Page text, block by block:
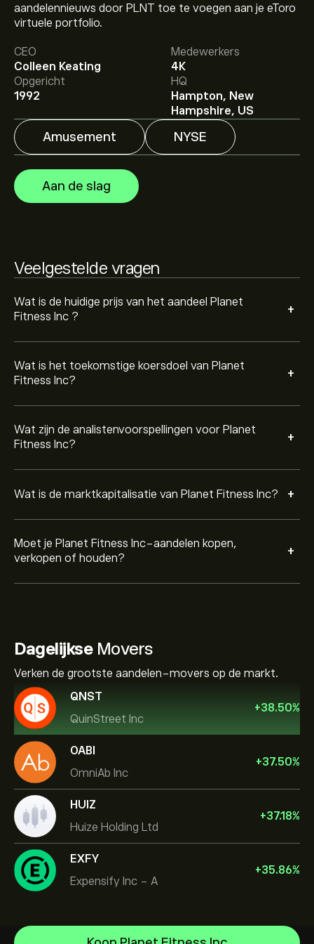
aandelennieuws door PLNT toe te voegen aan je eToro
virtuele portfolio.
CEO
Colleen Keating
Medewerkers
4K
Opgericht
1992
HQ
Hampton, New
Hampshire, US
Amusement NYSE
Aan de slag
Veelgestelde vragen
Wat is de huidige prijs van het aandeel Planet
Fitness Inc ?
+
De huidige koers van PLNT is 50.01‎$‎.
Wat is het toekomstige koersdoel van Planet
Fitness Inc?
+
Het gemiddelde koersdoel voor Planet Fitness Inc is
50.01‎$‎.
bij eToro voor gedetailleerde
analistenvoorspellingen en koersdoelen.
Wat zijn de analistenvoorspellingen voor Planet
Fitness Inc?
+
Analisten bieden voorspellingen voor Planet Fitness Inc
gebaseerd op markttrends, financiële rapporten en
verwachte groei. Bekijk de meest recente voorspelling
voor toekomstige koersbewegingen.
Wat is de marktkapitalisatie van Planet Fitness Inc? +
De marktkapitalisatie van Planet Fitness Inc is 3.96B‎$‎
Moet je Planet Fitness Inc-aandelen kopen,
verkopen of houden?
+
PLNT in de afgelopen 3 maanden, is de algemene
DagelijkseMovers
Verken de grootste aandelen-movers op de markt.
QNST
QuinStreet Inc
+38.50%
OABI
OmniAb Inc
+37.50%
HUIZ
Huize Holding Ltd
+37.18%
EXFY
Expensify Inc - A
+35.86%
Micron Technology, Inc.